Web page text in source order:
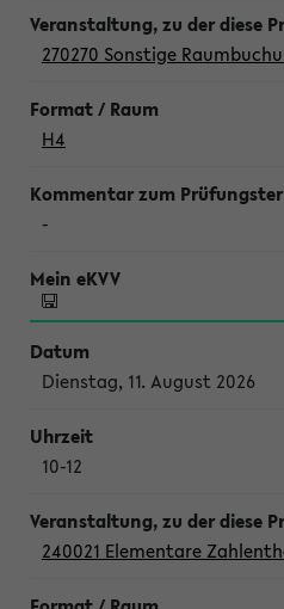
270270 Sonstige
H4
-
Dienstag, 11. August 2026
10-12
240021 Elementare